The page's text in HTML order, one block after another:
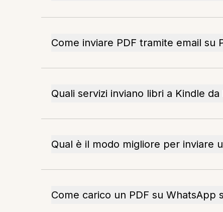
Come inviare PDF tramite email su
Quali servizi inviano libri a Kindle da
Qual è il modo migliore per inviare
Come carico un PDF su WhatsApp